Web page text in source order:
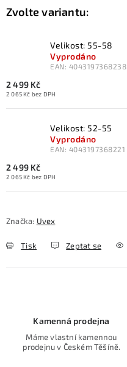
Velikost: 55-58
Vyprodáno
EAN: 4043197368238
2 499 Kč
2 065 Kč bez DPH
Velikost: 52-55
Vyprodáno
EAN: 4043197368221
2 499 Kč
2 065 Kč bez DPH
Značka: Uvex
Tisk Zeptat se
Kamenná prodejna
Máme vlastní kamennou
prodejnu v Českém Těšíně.